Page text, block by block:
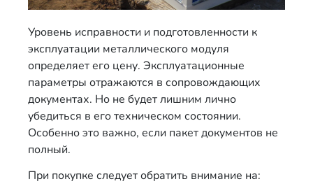
Уровень исправности и подготовленности к
эксплуатации металлического модуля
определяет его цену. Эксплуатационные
параметры отражаются в сопровождающих
документах. Но не будет лишним лично
убедиться в его техническом состоянии.
Особенно это важно, если пакет документов не
полный.
При покупке следует обратить внимание на: